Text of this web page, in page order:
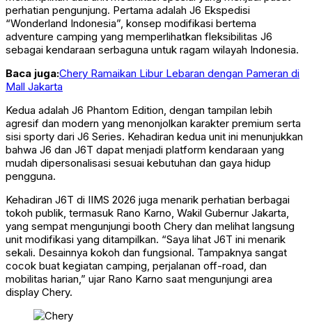
perhatian pengunjung. Pertama adalah J6 Ekspedisi
“Wonderland Indonesia”, konsep modifikasi bertema
adventure camping yang memperlihatkan fleksibilitas J6
sebagai kendaraan serbaguna untuk ragam wilayah Indonesia.
Baca juga:Chery Ramaikan Libur Lebaran dengan Pameran di
Mall Jakarta
Kedua adalah J6 Phantom Edition, dengan tampilan lebih
agresif dan modern yang menonjolkan karakter premium serta
sisi sporty dari J6 Series. Kehadiran kedua unit ini menunjukkan
bahwa J6 dan J6T dapat menjadi platform kendaraan yang
mudah dipersonalisasi sesuai kebutuhan dan gaya hidup
pengguna.
Kehadiran J6T di IIMS 2026 juga menarik perhatian berbagai
tokoh publik, termasuk Rano Karno, Wakil Gubernur Jakarta,
yang sempat mengunjungi booth Chery dan melihat langsung
unit modifikasi yang ditampilkan. “Saya lihat J6T ini menarik
sekali. Desainnya kokoh dan fungsional. Tampaknya sangat
cocok buat kegiatan camping, perjalanan off-road, dan
mobilitas harian,” ujar Rano Karno saat mengunjungi area
display Chery.